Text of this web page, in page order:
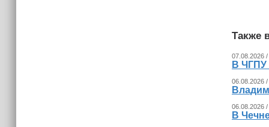
Также
07.08.2026
В ЧГПУ
06.08.2026
06.08.2026
В